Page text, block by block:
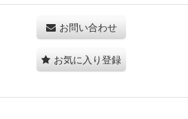
お問い合わせ
お気に入り登録